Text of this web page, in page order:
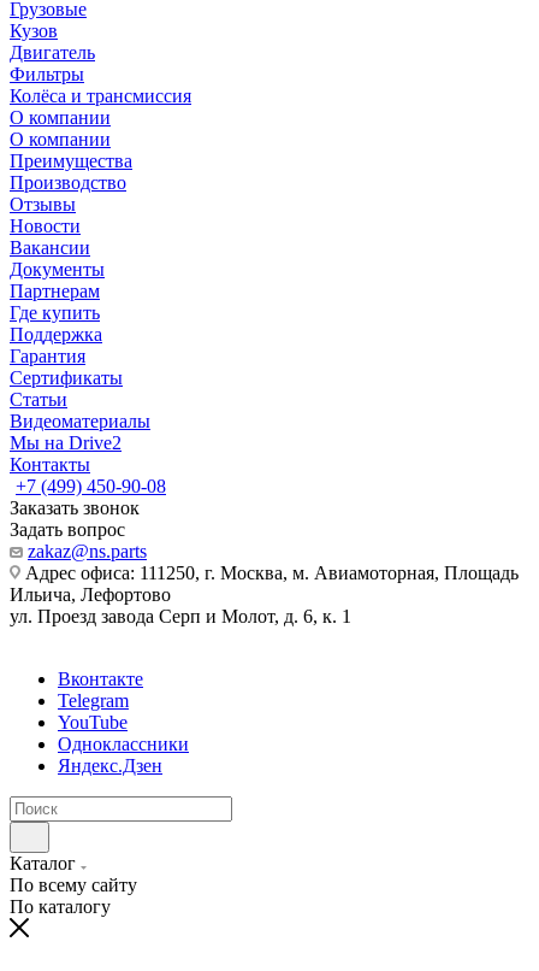
Грузовые
Кузов
Двигатель
Фильтры
Колёса и трансмиссия
О компании
О компании
Преимущества
Производство
Отзывы
Новости
Вакансии
Документы
Партнерам
Где купить
Поддержка
Гарантия
Сертификаты
Статьи
Видеоматериалы
Мы на Drive2
Контакты
+7 (499) 450-90-08
Заказать звонок
Задать вопрос
zakaz@ns.parts
Адрес офиса: 111250, г. Москва, м. Авиамоторная, Площадь
Ильича, Лефортово
ул. Проезд завода Серп и Молот, д. 6, к. 1
Вконтакте
Telegram
YouTube
Одноклассники
Яндекс.Дзен
Каталог
По всему сайту
По каталогу